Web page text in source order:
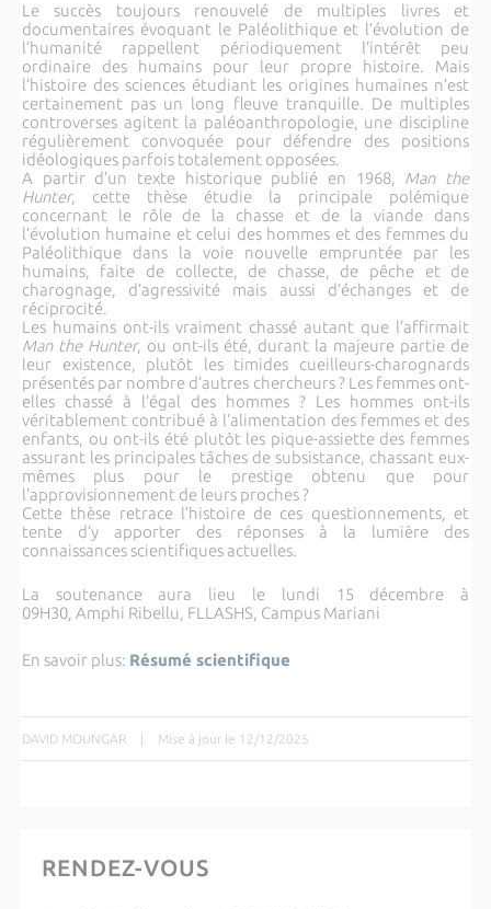
Le succès toujours renouvelé de multiples livres et
documentaires évoquant le Paléolithique et l’évolution de
l’humanité rappellent périodiquement l’intérêt peu
ordinaire des humains pour leur propre histoire. Mais
l’histoire des sciences étudiant les origines humaines n’est
certainement pas un long fleuve tranquille. De multiples
controverses agitent la paléoanthropologie, une discipline
régulièrement convoquée pour défendre des positions
idéologiques parfois totalement opposées.
A partir d’un texte historique publié en 1968, Man the
Hunter, cette thèse étudie la principale polémique
concernant le rôle de la chasse et de la viande dans
l’évolution humaine et celui des hommes et des femmes du
Paléolithique dans la voie nouvelle empruntée par les
humains, faite de collecte, de chasse, de pêche et de
charognage, d’agressivité mais aussi d’échanges et de
réciprocité.
Les humains ont-ils vraiment chassé autant que l’affirmait
Man the Hunter, ou ont-ils été, durant la majeure partie de
leur existence, plutôt les timides cueilleurs-charognards
présentés par nombre d’autres chercheurs ? Les femmes ont-
elles chassé à l’égal des hommes ? Les hommes ont-ils
véritablement contribué à l’alimentation des femmes et des
enfants, ou ont-ils été plutôt les pique-assiette des femmes
assurant les principales tâches de subsistance, chassant eux-
mêmes plus pour le prestige obtenu que pour
l’approvisionnement de leurs proches ?
Cette thèse retrace l’histoire de ces questionnements, et
tente d’y apporter des réponses à la lumière des
connaissances scientifiques actuelles.
La soutenance aura lieu le lundi 15 décembre à
09H30, Amphi Ribellu, FLLASHS, Campus Mariani
En savoir plus: Résumé scientifique
DAVID MOUNGAR | Mise à jour le 12/12/2025
RENDEZ-VOUS